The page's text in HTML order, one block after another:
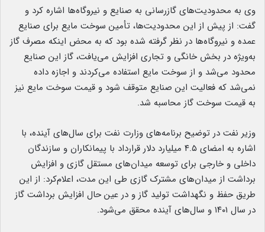
وی به محدودیت‌های گازرسانی به صنایع و نیروگاه‌ها اشاره کرد و
گفت: از پیش از این محدودیت‌ها، تأمین سوخت مایع برای صنایع
عمده و نیروگاه‌ها در نظر گرفته شده بود که به محض اینکه مصرف گاز
به‌ویژه در بخش خانگی و تجاری افزایش می‌یافت، گاز این صنایع
محدود می‌شد و از سوخت مایع استفاده می‌کردند و اجازه داده
نمی‌شد که فعالیت این صنایع متوقف شود و قیمت سوخت مایع نیز
به قیمت سوخت گاز محاسبه شد.
وزیر نفت در توضیح برنامه‌های وزارت نفت برای سال‌های آینده، با
اشاره به امضای ۴.۵ میلیارد دلار قرارداد با پیمانکاران و سازندگان
داخلی و خارجی برای توسعه میدان‌های مستقل گازی و افزایش
برداشت از میدان‌های مشترک گازی طی این مدت، اعلام‌کرد: از این
طریق حفظ و نگهداشت تولید گاز و در عین حال افزایش برداشت گاز
در سال ۱۴۰۱ و سال‌های آینده محقق می‌شود.